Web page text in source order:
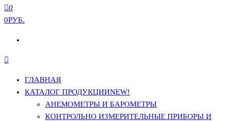
0
0РУБ.
ГЛАВНАЯ
КАТАЛОГ ПРОДУКЦИИNEW!
АНЕМОМЕТРЫ И БАРОМЕТРЫ
КОНТРОЛЬНО ИЗМЕРИТЕЛЬНЫЕ ПРИБОРЫ И